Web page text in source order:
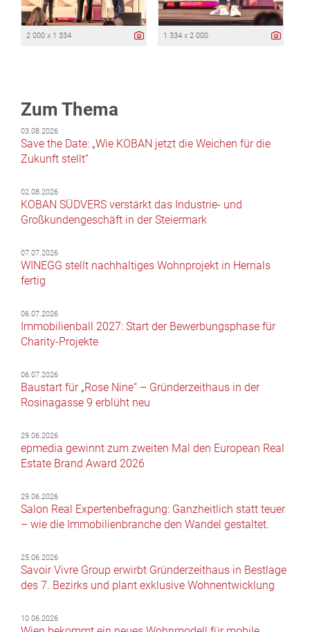
2 000 x 1 334 1 334 x 2 000
Zum Thema
03.08.2026
Save the Date: „Wie KOBAN jetzt die Weichen für die
Zukunft stellt“
02.08.2026
KOBAN SÜDVERS verstärkt das Industrie- und
Großkundengeschäft in der Steiermark
07.07.2026
WINEGG stellt nachhaltiges Wohnprojekt in Hernals
fertig
06.07.2026
Immobilienball 2027: Start der Bewerbungsphase für
Charity-Projekte
06.07.2026
Baustart für „Rose Nine“ – Gründerzeithaus in der
Rosinagasse 9 erblüht neu
29.06.2026
epmedia gewinnt zum zweiten Mal den European Real
Estate Brand Award 2026
29.06.2026
Salon Real Expertenbefragung: Ganzheitlich statt teuer
– wie die Immobilienbranche den Wandel gestaltet.
25.06.2026
Savoir Vivre Group erwirbt Gründerzeithaus in Bestlage
des 7. Bezirks und plant exklusive Wohnentwicklung
10.06.2026